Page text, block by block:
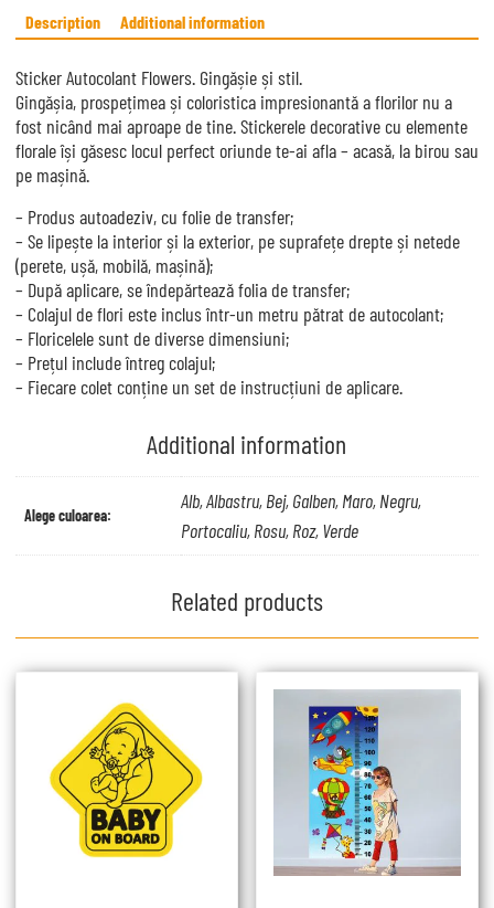
bo
Description Additional information
Sticker Autocolant Flowers. Gingășie și stil.
Gingășia, prospețimea și coloristica impresionantă a florilor nu a
fost nicând mai aproape de tine. Stickerele decorative cu elemente
florale își găsesc locul perfect oriunde te-ai afla – acasă, la birou sau
pe mașină.
– Produs autoadeziv, cu folie de transfer;
– Se lipește la interior și la exterior, pe suprafețe drepte și netede
(perete, ușă, mobilă, mașină);
– După aplicare, se îndepărtează folia de transfer;
– Colajul de flori este inclus într-un metru pătrat de autocolant;
– Floricelele sunt de diverse dimensiuni;
– Prețul include întreg colajul;
– Fiecare colet conține un set de instrucțiuni de aplicare.
Additional information
Alege culoarea:
Alb, Albastru, Bej, Galben, Maro, Negru,
Portocaliu, Rosu, Roz, Verde
Related products